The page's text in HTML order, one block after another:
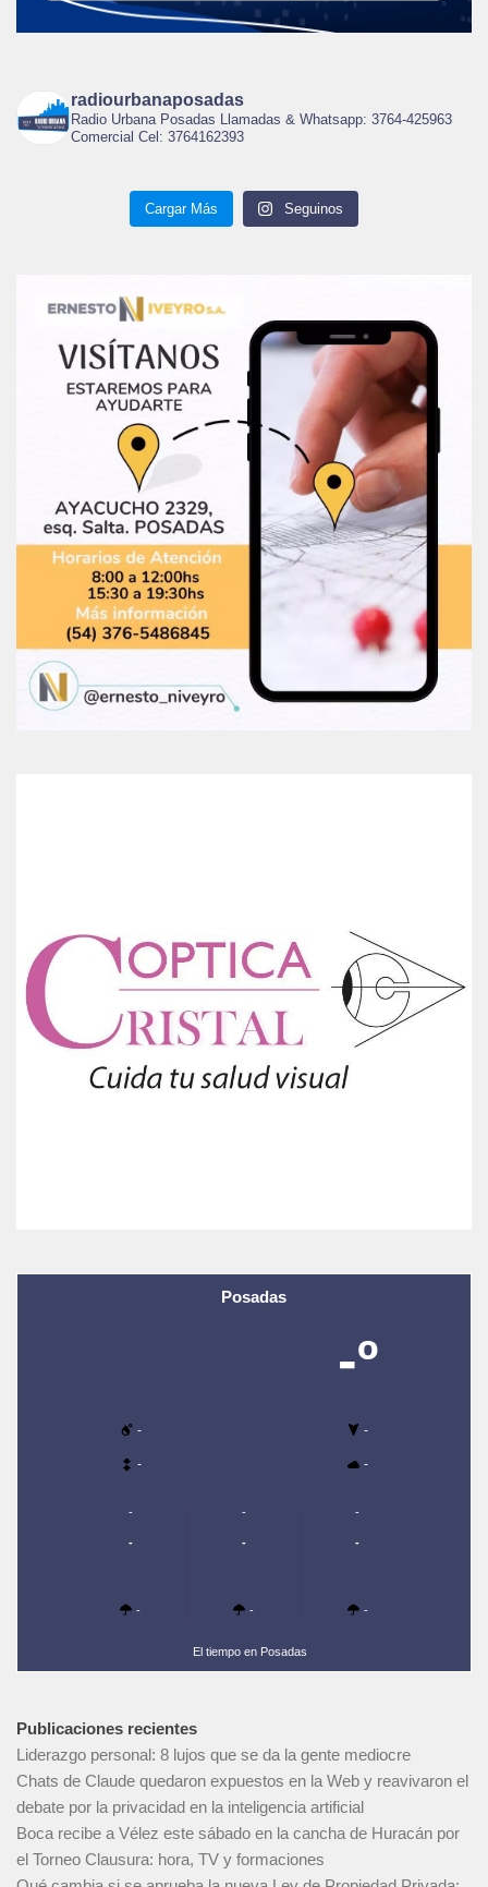
radiourbanaposadas
Radio Urbana Posadas Llamadas & Whatsapp: 3764-425963
Comercial Cel: 3764162393
Cargar Más Seguinos
Posadas
-º
- -
- -
-
-
-
-
-
-
-
-
-
El tiempo en Posadas
Publicaciones recientes
Liderazgo personal: 8 lujos que se da la gente mediocre
Chats de Claude quedaron expuestos en la Web y reavivaron el
debate por la privacidad en la inteligencia artificial
Boca recibe a Vélez este sábado en la cancha de Huracán por
el Torneo Clausura: hora, TV y formaciones